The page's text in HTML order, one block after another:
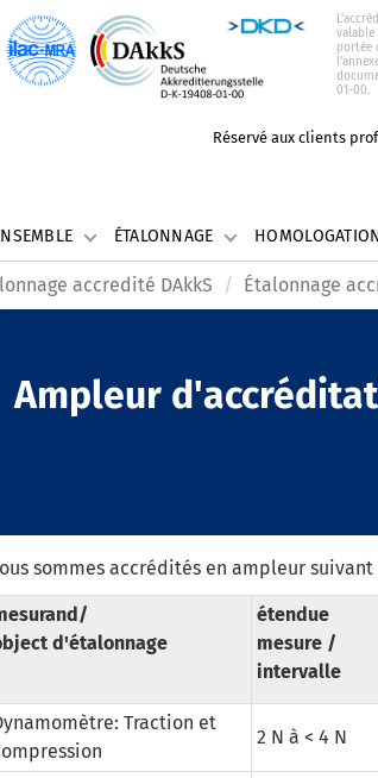
portée
01-00.
Réservé aux clients
ÉTALONNAGE
accredité DAkkS Étalonnage
Ampleur
sommes accrédités en ampleur suivant
d'étalonnage
étendue
mesure /
intervalle
Traction et
2 N à < 4 N